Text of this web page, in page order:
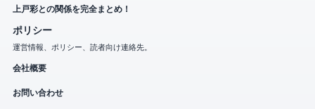
上戸彩との関係を完全まとめ！
ポリシー
運営情報、ポリシー、読者向け連絡先。
会社概要
お問い合わせ